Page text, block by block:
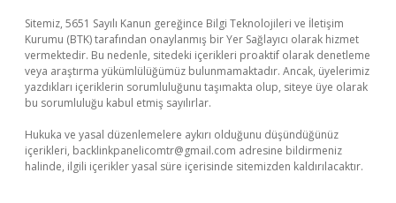
Sitemiz, 5651 Sayılı Kanun gereğince Bilgi Teknolojileri ve İletişim
Kurumu (BTK) tarafından onaylanmış bir Yer Sağlayıcı olarak hizmet
vermektedir. Bu nedenle, sitedeki içerikleri proaktif olarak denetleme
veya araştırma yükümlülüğümüz bulunmamaktadır. Ancak, üyelerimiz
yazdıkları içeriklerin sorumluluğunu taşımakta olup, siteye üye olarak
bu sorumluluğu kabul etmiş sayılırlar.
Hukuka ve yasal düzenlemelere aykırı olduğunu düşündüğünüz
içerikleri, backlinkpanelicomtr@gmail.com adresine bildirmeniz
halinde, ilgili içerikler yasal süre içerisinde sitemizden kaldırılacaktır.